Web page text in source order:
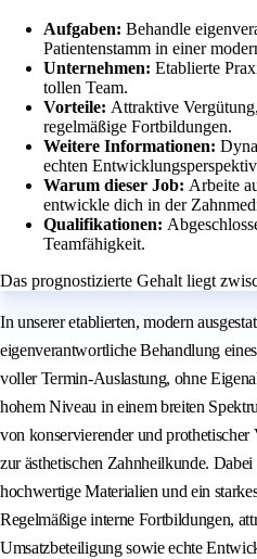
Aufgaben: Behandle
Patientenstamm in einer
Unternehmen: Etablierte
tollen Team.
Vorteile: Attraktive
regelmäßige Fortbildungen.
Weitere Informationen:
echten
Warum dieser Job: Arbeite
entwickle dich in der
Qualifikationen:
Teamfähigkeit.
Das prognostizierte Gehalt liegt
In unserer etablierten, modern
eigenverantwortliche Behandlung
voller Termin‑Auslastung, ohne
hohem Niveau in einem breiten
von konservierender und
zur ästhetischen Zahnheilkunde.
hochwertige Materialien und ein
Regelmäßige interne Fortbildungen,
Umsatzbeteiligung sowie echte